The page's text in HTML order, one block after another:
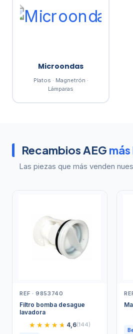
Microondas
Platos · Magnetrón ·
Lámparas
Recambios AEG
Las piezas que más venden
REF · 9853740
Filtro bomba desague
lavadora
★★★★★
★★★★★ 4,6(144)